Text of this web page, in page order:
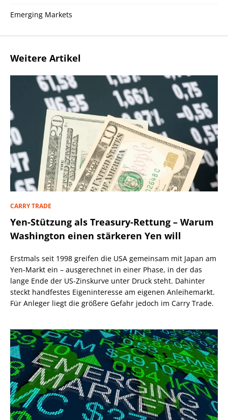
Emerging Markets
Weitere Artikel
CARRY TRADE
Yen-Stützung als Treasury-Rettung – Warum
Washington einen stärkeren Yen will
Erstmals seit 1998 greifen die USA gemeinsam mit Japan am
Yen-Markt ein – ausgerechnet in einer Phase, in der das
lange Ende der US-Zinskurve unter Druck steht. Dahinter
steckt handfestes Eigeninteresse am eigenen Anleihemarkt.
Für Anleger liegt die größere Gefahr jedoch im Carry Trade.